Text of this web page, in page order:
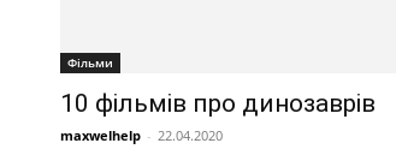
Фільми
10 фільмів про динозаврів
maxwelhelp - 22.04.2020